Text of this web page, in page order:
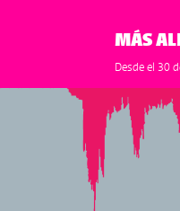
MÁS
Desde el 30